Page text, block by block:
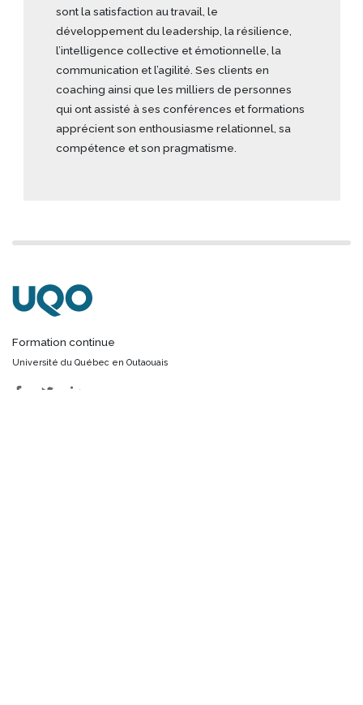
sont la satisfaction au travail, le
développement du leadership, la résilience,
l’intelligence collective et émotionnelle, la
communication et l’agilité. Ses clients en
coaching ainsi que les milliers de personnes
qui ont assisté à ses conférences et formations
apprécient son enthousiasme relationnel, sa
compétence et son pragmatisme.
Formation continue
Université du Québec en Outaouais
Facebook
TwitterLinkedIn